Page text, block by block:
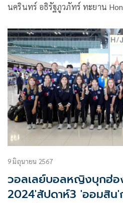
นครินทร์ อธิรัฐภูวภัทร์ ทะยาน
หลังจากคู่แข่งชนและธงแดง ในรุ่น
ซีซี” (ASB1000) ขณะที่นักบิดดาวรุ่งไทย “ไม้คิว” เกียรติศักดิ์
สิงหพงศ์ บิดรถแข่ง Honda
งานอย่างต่อเนื่องคว้าอันดับ 6 ใน
(SS600) ของการแข่งขัน FIM Asia
Championship 2024 สนามที่ 3 เ
เตกิ ประเทศญี่ปุ่น เมื่อวันเสาร์ที่
9 มิถุนายน 2567
วอลเลย์บอลหญิงบุกฮ่อ
2024'สัปดาห์3 'ออมสิน